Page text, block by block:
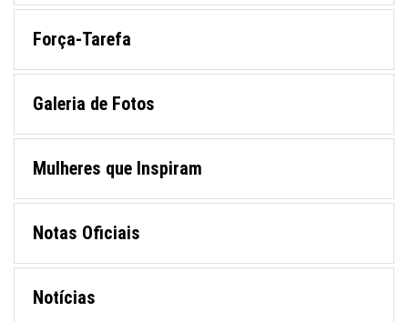
Força-Tarefa
Galeria de Fotos
Mulheres que Inspiram
Notas Oficiais
Notícias